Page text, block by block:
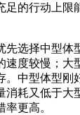
足的行动上限
先选择中型体
速度较慢；大
。中型体型刚
消耗又低于大
更高。